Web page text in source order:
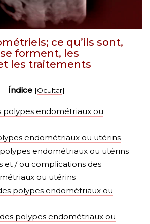
ce qu’ils sont,
forment, les
les traitements
Índice [Ocultar]
polypes endométriaux ou
endométriaux ou utérins
polypes endométriaux ou utérins
et / ou complications des
ou utérins
polypes endométriaux ou
polypes endométriaux ou